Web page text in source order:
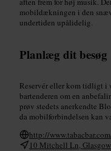
mobildækningen i den
undertiden upålidelig.
Planlæg dit besøg
Reservér eller kom tidligt i
bartenderen om en
prøv stedets anerkendte
da mobilforbindelsen kan
http://
10 Mitchell Ln,